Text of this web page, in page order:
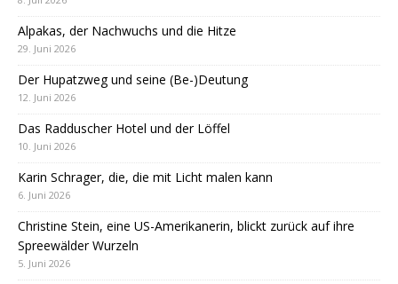
Alpakas, der Nachwuchs und die Hitze
29. Juni 2026
Der Hupatzweg und seine (Be-)Deutung
12. Juni 2026
Das Radduscher Hotel und der Löffel
10. Juni 2026
Karin Schrager, die, die mit Licht malen kann
6. Juni 2026
Christine Stein, eine US-Amerikanerin, blickt zurück auf ihre
Spreewälder Wurzeln
5. Juni 2026